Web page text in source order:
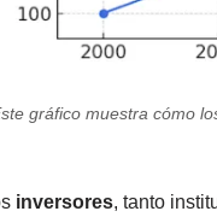
gráfico muestra cómo
inversores, tanto